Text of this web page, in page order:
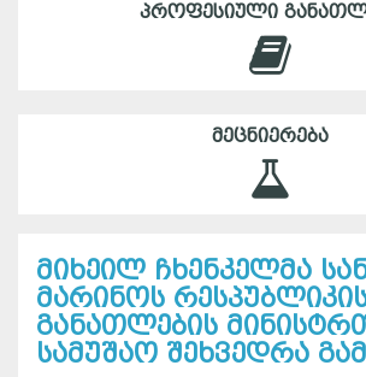
ᲞᲠᲝᲤᲔᲡᲘᲣᲚᲘ
ᲛᲔᲪᲜᲘᲔᲠᲔᲑᲐ
მიხეილ ჩხენკელმა
მარინოს
განათლების
სამუშაო შეხვედრა